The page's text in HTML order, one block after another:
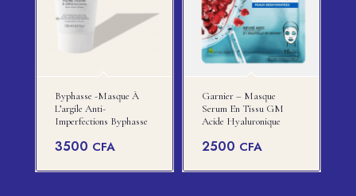
Byphasse -Masque À
L’argile Anti-
Imperfections Byphasse
3500 CFA
Garnier – Masque
Serum En Tissu GM
Acide Hyaluronique
2500 CFA